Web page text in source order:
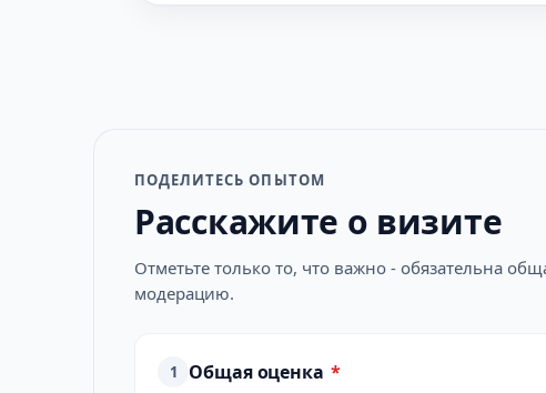
ПОДЕЛИТЕСЬ ОПЫТОМ
Расскажите о визите
Отметьте только то, что важно - обязательна
модерацию.
1 Общая оценка *